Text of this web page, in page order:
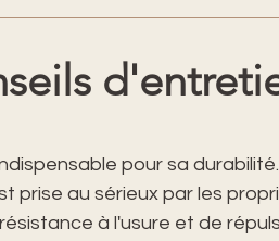
pour sa
prise au sérieux par les
à l'usure et de